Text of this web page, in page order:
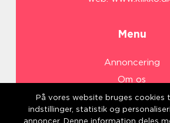
Menu
Annoncering
Om os
Cookies
Kontakt os
På vores website bruges cookies
indstillinger, statistik og
annoncer. Denne information deles